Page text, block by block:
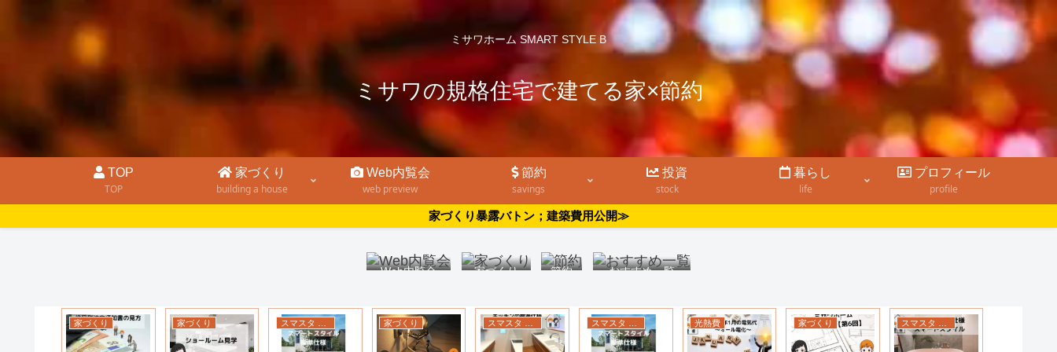
ミサワホーム SMART STYLE B
ミサワの規格住宅で建てる家×節約
TOP
TOP
家づくり
building a house
Web内覧会
web preview
節約
savings
投資
stock
暮らし
life
プロフィール
profile
家づくり暴露バトン；建築費用公開≫
Web内覧会 家づくり 節約 おすすめ一覧
家づくり 家づくり 家づくり 光熱費 家づくり